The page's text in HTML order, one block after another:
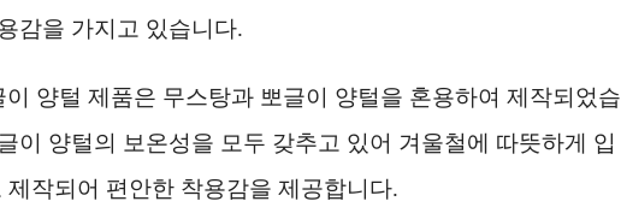
감을 가지고 있습니다.
양털 제품은 무스탕과 뽀글이 양털을 혼용하여 제작되었습
이 양털의 보온성을 모두 갖추고 있어 겨울철에 따뜻하게 입
작되어 편안한 착용감을 제공합니다.